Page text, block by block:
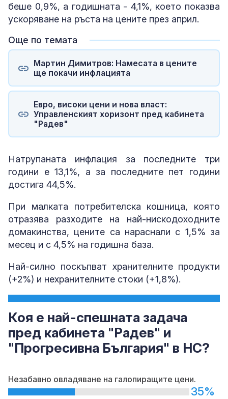
беше 0,9%, а годишната - 4,1%, което показва
ускоряване на ръста на цените през април.
Още по темата
Мартин Димитров: Намесата в цените
ще покачи инфлацията
Евро, високи цени и нова власт:
Управленският хоризонт пред кабинета
"Радев"
Натрупаната инфлация за последните три
години е 13,1%, а за последните пет години
достига 44,5%.
При малката потребителска кошница, която
отразява разходите на най-нискодоходните
домакинства, цените са нараснали с 1,5% за
месец и с 4,5% на годишна база.
Най-силно поскъпват хранителните продукти
(+2%) и нехранителните стоки (+1,8%).
Коя е най-спешната задача
пред кабинета "Радев" и
"Прогресивна България" в НС?
Незабавно овладяване на галопиращите цени.
35%